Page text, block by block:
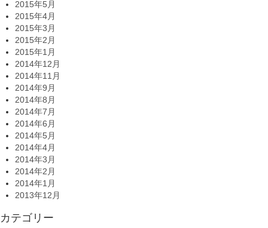
2015年5月
2015年4月
2015年3月
2015年2月
2015年1月
2014年12月
2014年11月
2014年9月
2014年8月
2014年7月
2014年6月
2014年5月
2014年4月
2014年3月
2014年2月
2014年1月
2013年12月
カテゴリー